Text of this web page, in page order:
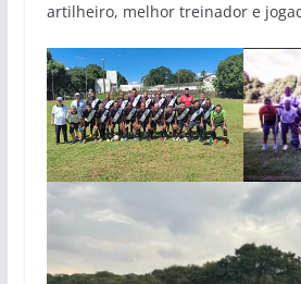
artilheiro, melhor treinador e